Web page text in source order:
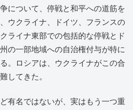
について、停戦と和平への道筋を
ウクライナ、ドイツ、フランスの
ライナ東部での包括的な停戦とド
の一部地域への自治権付与が特に
。ロシアは、ウクライナがこの合
してきた。
有名ではないが、実はもう一つ重